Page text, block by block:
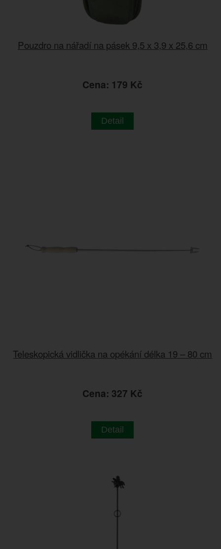
Pouzdro na nářadí na pásek 9,5 x 3,9 x 25,6 cm
Cena: 179 Kč
Detail
Teleskopická vidlička na opékání délka 19 – 80 cm
Cena: 327 Kč
Detail